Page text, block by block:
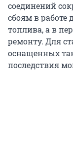
соединений
сбоям в работе
топлива, а в
ремонту. Для
оснащенных
последствия